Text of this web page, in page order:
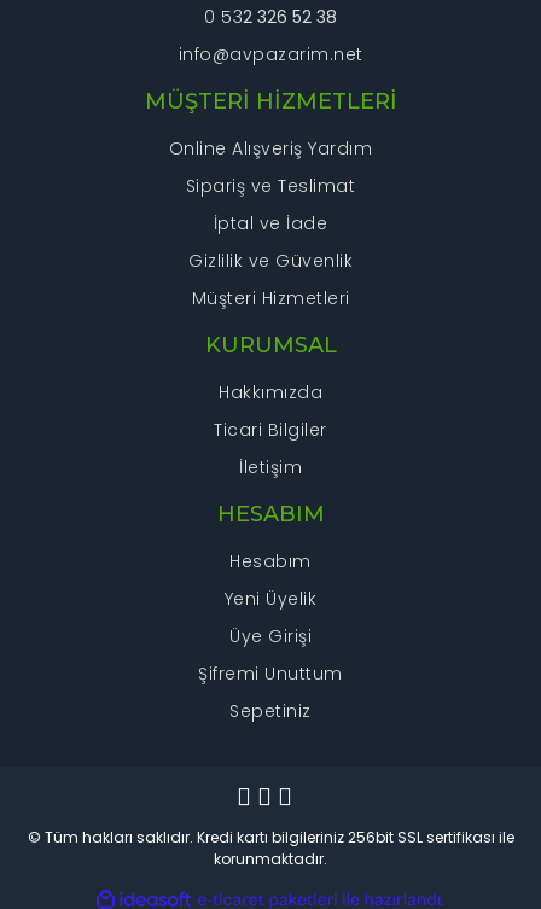
Gönder
0 532 326 52 38
info@avpazarim.net
MÜŞTERİ HİZMETLERİ
Online Alışveriş Yardım
Sipariş ve Teslimat
İptal ve İade
Gizlilik ve Güvenlik
Müşteri Hizmetleri
KURUMSAL
Hakkımızda
Ticari Bilgiler
İletişim
HESABIM
Hesabım
Yeni Üyelik
Üye Girişi
Şifremi Unuttum
Sepetiniz
© Tüm hakları saklıdır. Kredi kartı bilgileriniz 256bit SSL sertifikası ile
korunmaktadır.
ideasoft e-